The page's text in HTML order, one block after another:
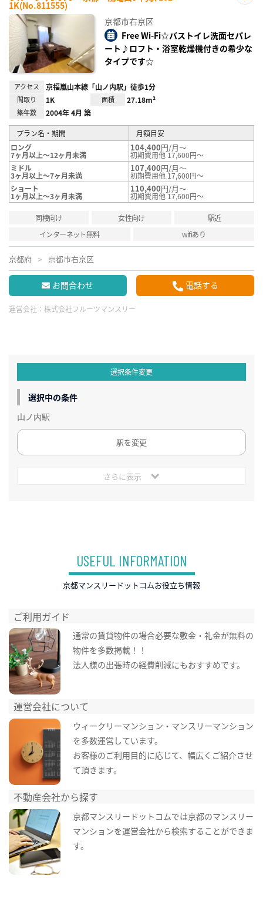
1K(No.811555)
録
京都市右京区
Free Wi-Fi☆バストイレ洗面セパレ
ート♪ロフト・浴室乾燥機付きの希少な
タイプです☆
アクセス 京福嵐山本線「山ノ内駅」徒歩1分
間取り 1K 面積 27.18m²
築年数 2004年 4月 築
プラン名・期間
月額目安
ロング
7ヶ月以上～12ヶ月未満
104,400円/月～
初期費用他 17,600円～
ミドル
3ヶ月以上～7ヶ月未満
107,400円/月～
初期費用他 17,600円～
ショート
1ヶ月以上～3ヶ月未満
110,400円/月～
初期費用他 17,600円～
同棲向け 女性向け
駅近
インターネット無料
wifiあり
京都府 京都市右京区
お問合わせ 電話する
運営会社： 株式会社フルーツマンスリー
選択条件変更
選択中の条件
山ノ内駅
駅を変更
さらに表示
USEFUL INFORMATION
京都マンスリードットコムお役立ち情報
ご利用ガイド
通常の賃貸物件の場合必要な敷金・礼金が無料の
物件を多数掲載！！
法人様の出張時の経費削減にもおすすめです。
運営会社について
ウィークリーマンション・マンスリーマンション
を多数運営しています。
お客様のご利用目的に応じて、幅広くご紹介させ
て頂きます。
不動産会社から探す
京都マンスリードットコムでは京都のマンスリー
マンションを運営会社から検索することができま
す。